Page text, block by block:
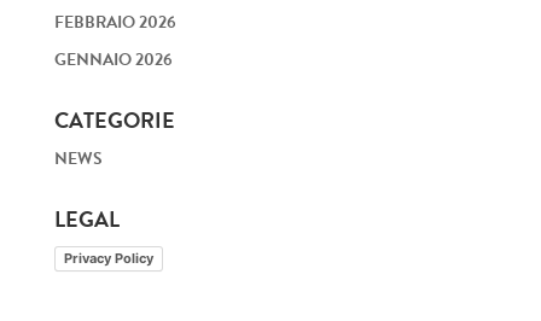
FEBBRAIO 2026
GENNAIO 2026
CATEGORIE
NEWS
LEGAL
Privacy Policy